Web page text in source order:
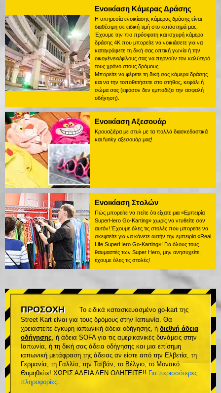
Ενοικίαση Κάμερας Δράσης
Η υπηρεσία ενοικίασης κάμερας δράσης είναι
διαθέσιμη σε ειδική τιμή στο κατάστημά μας.
Έχουμε την πιο πρόσφατη και ισχυρή κάμερα
δράσης 4K που μπορείτε να νοικιάσετε για να
καταγράψετε τη δική σας οπτική γωνία ή την
οικογένεια/φίλους σας να περνούν τον καλύτερό
τους χρόνο στους δρόμους.
Μπορείτε να φέρετε τη δική σας κάμερα δράσης
και να την τοποθετήσετε στο στήθος, κεφάλι ή
σώμα σας (εφόσον δεν εμποδίζει την ασφαλή
οδήγηση).
Ενοικίαση Αξεσουάρ
Κρουαζιέρα με στυλ με τα πολλά διασκεδαστικά
και funky αξεσουάρ μας!
Ενοικίαση Στολών
Πώς μπορείτε να πείτε ότι είχατε μια «Εμπειρία
SuperHero Go-Karting» χωρίς να ντυθείτε σαν
αυτόν! Έχουμε όλες τις στολές που μπορείτε να
σκεφτείτε για να κάνετε αυτήν την εμπειρία «Real
Life SuperHero Go-Karting»! Για όλους τους
θαυμαστές των Super Hero, μην ανησυχείτε,
έχουμε όλες τις στολές!
ΠΡΟΣΟΧΗ
Το ειδικά κατασκευασμένο go-kart της
Street Kart είναι για τους δρόμους στην Ιαπωνία. Θα
χρειαστείτε έγκυρη ιαπωνική άδεια οδήγησης, ή διεθνή άδεια
οδήγησης, ή άδεια SOFA για τις αμερικανικές δυνάμεις στην
Ιαπωνία, ή τη δική σας άδεια οδήγησης και μια επίσημη
ιαπωνική μετάφραση της άδειας αν είστε από την Ελβετία, τη
Γερμανία, τη Γαλλία, την Ταϊβάν, το Βέλγιο, το Μονακό.
Θυμηθείτε! ΧΩΡΙΣ ΑΔΕΙΑ ΔΕΝ ΟΔΗΓΕΙΤΕ!! Για περισσότερες
πληροφορίες.